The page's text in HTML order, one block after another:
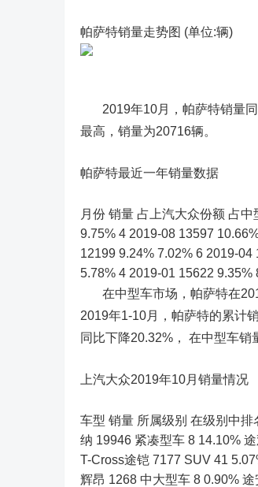
帕萨特销量走势图 (单位:辆)
2019年10月，帕萨特销量同
最高，销量为20716辆。
帕萨特最近一年销量数据
月份 销量 占上汽大众份额 占
9.75% 4 2019-08 13597
12199 9.24% 7.02% 6 2019-
5.78% 4 2019-01 15622
在中型车市场，帕萨特在
2019年1-10月，帕萨特的累计
同比下降20.32%， 在中型车销
上汽大众2019年10月销量情况
车型 销量 所属级别 在级别中
纳 19946 紧凑型车 8 14.10%
T-Cross途铠 7177 SUV 41
辉昂 1268 中大型车 8 0.90%